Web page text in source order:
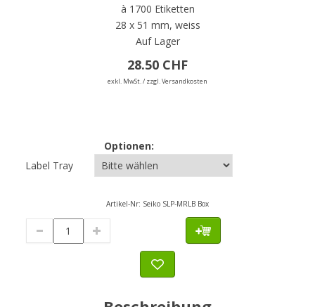
à 1700 Etiketten
28 x 51 mm, weiss
Auf Lager
28.50 CHF
exkl. MwSt. / zzgl. Versandkosten
Optionen:
Label Tray
Artikel-Nr: Seiko SLP-MRLB Box